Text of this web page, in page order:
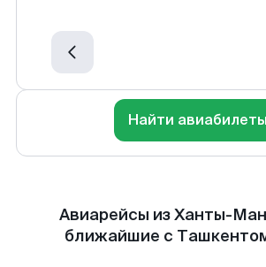
Найти авиабилеты
Авиарейсы из Ханты-
ближайшие с